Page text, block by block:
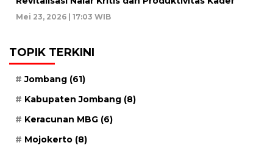
Mei 23, 2026 | 17:03 WIB
TOPIK TERKINI
Jombang (61)
Kabupaten Jombang (8)
Keracunan MBG (6)
Mojokerto (8)